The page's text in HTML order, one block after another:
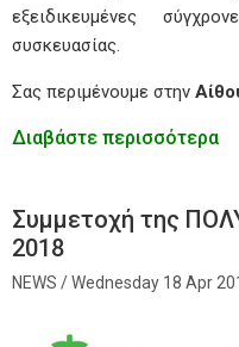
εξειδικευμένες
συσκευασίας.
Σας περιμένουμε στην
Διαβάστε περισσότερα
Συμμετοχή της
2018
Wednesday 18 Apr